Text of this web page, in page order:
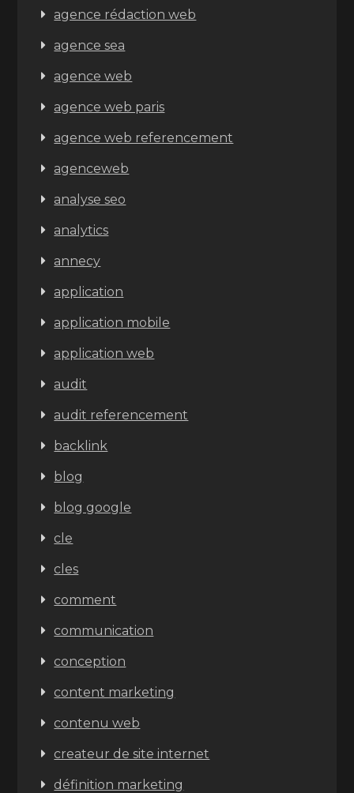
agence rédaction web
agence sea
agence web
agence web paris
agence web referencement
agenceweb
analyse seo
analytics
annecy
application
application mobile
application web
audit
audit referencement
backlink
blog
blog google
cle
cles
comment
communication
conception
content marketing
contenu web
createur de site internet
définition marketing